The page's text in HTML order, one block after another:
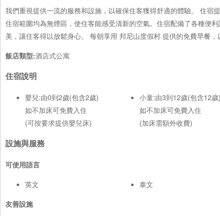
我們重視提供一流的服務和設施，以確保住客獲得舒適的體驗。 住
住宿範圍均為無煙區，使住客能感受清新的空氣。住宿配備了各種便
美，讓住客得以放鬆身心。 每朝享用 邦尼山度假村 提供的免費早餐
飯店類型:酒店式公寓
住宿說明
嬰兒:由0到2歲(包含2歲)
如不加床可免費入住
(可按要求提供嬰兒床)
小童:由3到12歲(包含12
如不加床可免費入住
(加床需額外收費)
設施與服務
可使用語言
英文
泰文
友善設施